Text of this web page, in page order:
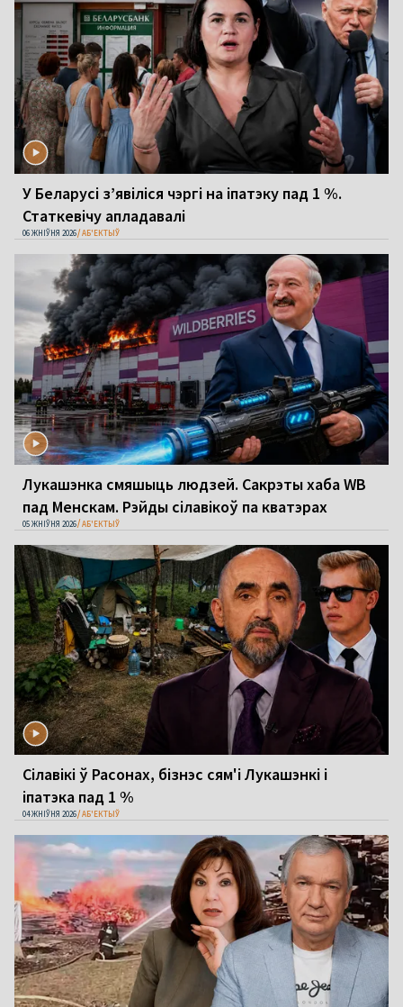
У Беларусі з’явіліся чэргі на іпатэку пад 1 %.
Статкевічу апладавалі
06 ЖНІЎНЯ 2026 АБ'ЕКТЫЎ
Лукашэнка смяшыць людзей. Сакрэты хаба WB
пад Менскам. Рэйды сілавікоў па кватэрах
05 ЖНІЎНЯ 2026 АБ'ЕКТЫЎ
Сілавікі ў Расонах, бізнэс сям'і Лукашэнкі і
іпатэка пад 1 %
04 ЖНІЎНЯ 2026 АБ'ЕКТЫЎ